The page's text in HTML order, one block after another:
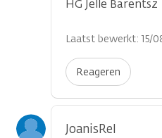
HG Jelle Barentsz
Laatst bewerkt: 15/
Reageren
JoanisRel